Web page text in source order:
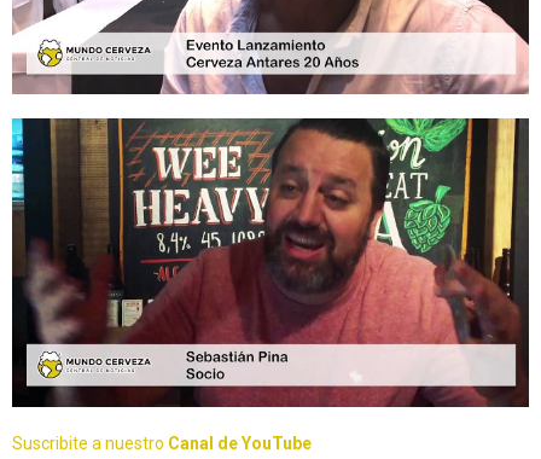
Suscribite a nuestro Canal de YouTube